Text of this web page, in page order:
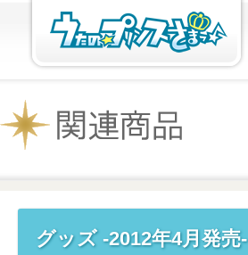
グッズ -2012年4月発売-